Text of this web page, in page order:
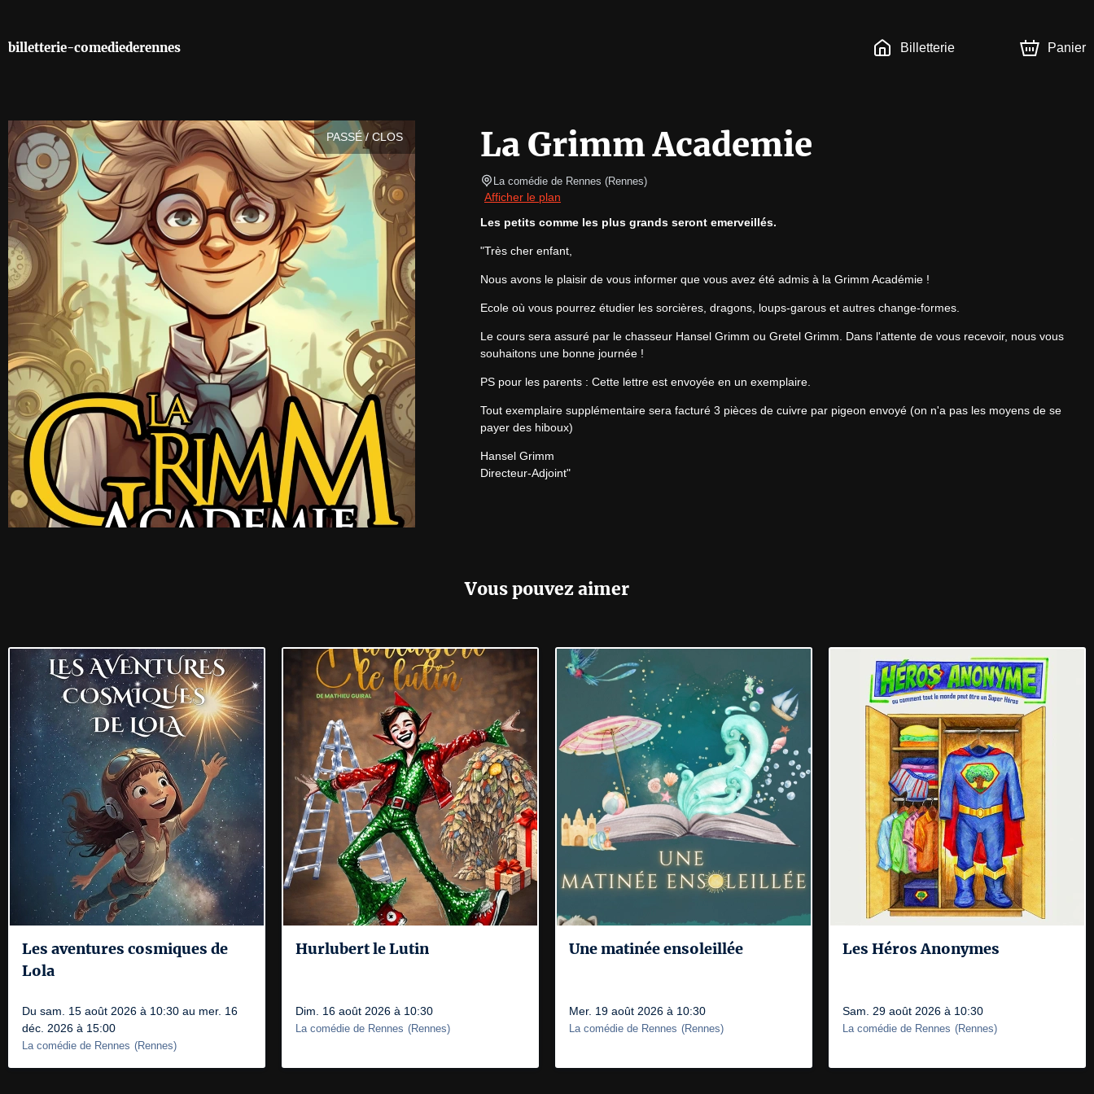
billetterie-comediederennes Billetterie Panier
PASSÉ / CLOS La Grimm Academie
La comédie de Rennes (Rennes)
Afficher le plan
Les petits comme les plus grands seront emerveillés.
"Très cher enfant,
Nous avons le plaisir de vous informer que vous avez été admis à la Grimm Académie !
Ecole où vous pourrez étudier les sorcières, dragons, loups-garous et autres change-formes.
Le cours sera assuré par le chasseur Hansel Grimm ou Gretel Grimm. Dans l'attente de vous recevoir, nous vous
souhaitons une bonne journée !
PS pour les parents : Cette lettre est envoyée en un exemplaire.
Tout exemplaire supplémentaire sera facturé 3 pièces de cuivre par pigeon envoyé (on n'a pas les moyens de se
payer des hiboux)
Hansel Grimm
Directeur-Adjoint"
Vous pouvez aimer
Les aventures cosmiques de
Lola
Du sam. 15 août 2026 à 10:30 au mer. 16
déc. 2026 à 15:00
La comédie de Rennes (Rennes)
Hurlubert le Lutin
Dim. 16 août 2026 à 10:30
La comédie de Rennes (Rennes)
Une matinée ensoleillée
Mer. 19 août 2026 à 10:30
La comédie de Rennes (Rennes)
Les Héros Anonymes
Sam. 29 août 2026 à 10:30
La comédie de Rennes (Rennes)